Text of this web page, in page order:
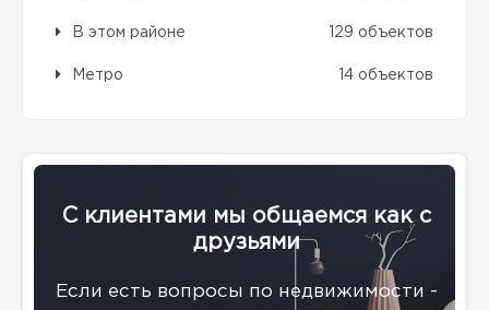
В этом районе 129 объектов
Метро 14 объектов
С клиентами мы общаемся как с
друзьями
Eсли есть вопросы по недвижимости -